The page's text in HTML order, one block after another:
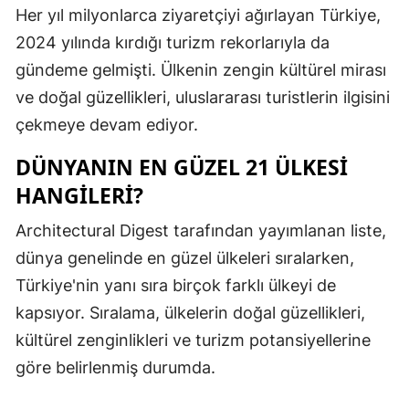
İstanbul
Kayseri
Kırşehir
Kocaeli
Konya
Kütahya
Her yıl milyonlarca ziyaretçiyi ağırlayan Türkiye,
2024 yılında kırdığı turizm rekorlarıyla da
gündeme gelmişti. Ülkenin zengin kültürel mirası
ve doğal güzellikleri, uluslararası turistlerin ilgisini
çekmeye devam ediyor.
DÜNYANIN EN GÜZEL 21 ÜLKESI
HANGILERI?
Architectural Digest tarafından yayımlanan liste,
dünya genelinde en güzel ülkeleri sıralarken,
Türkiye'nin yanı sıra birçok farklı ülkeyi de
kapsıyor. Sıralama, ülkelerin doğal güzellikleri,
kültürel zenginlikleri ve turizm potansiyellerine
göre belirlenmiş durumda.